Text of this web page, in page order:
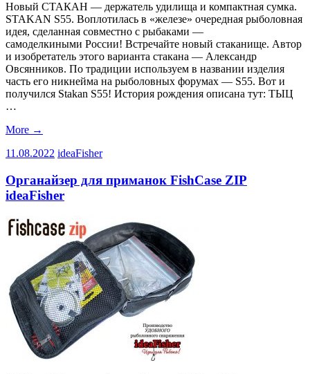
Новый СТАКАН — держатель удилища и компактная сумка.
STAKAN S55. Воплотилась в «железе» очередная рыболовная
идея, сделанная совместно с рыбаками —
самоделкиными России! Встречайте новый стаканище. Автор
и изобретатель этого варианта стакана — Александр
Овсянников. По традиции используем в названии изделия
часть его никнейма на рыболовных форумах — S55. Вот и
получился Stakan S55! История рождения описана тут: ТЫЦ
…
More →
11.08.2022 ideaFisher
Органайзер для приманок FishCase ZIP
ideaFisher